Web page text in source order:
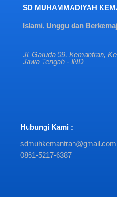
SD MUHAMMADIYAH
Islami, Unggu dan
Jl. Garuda 09, Kemantran,
Jawa Tengah - IND
Hubungi Kami :
sdmuhkemantran@gmail.com
0861-5217-6387